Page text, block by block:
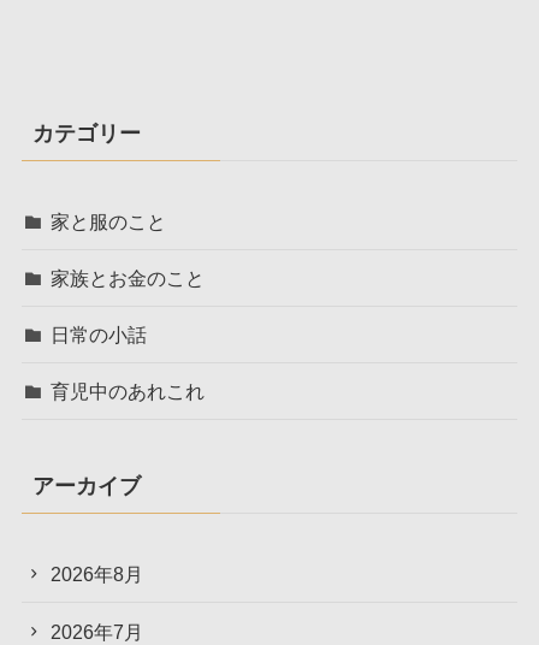
カテゴリー
家と服のこと
家族とお金のこと
日常の小話
育児中のあれこれ
アーカイブ
2026年8月
2026年7月